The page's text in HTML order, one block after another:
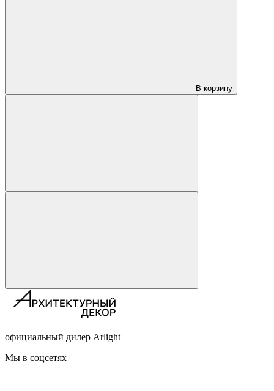
В корзину
официальный дилер Arlight
Мы в соцсетях